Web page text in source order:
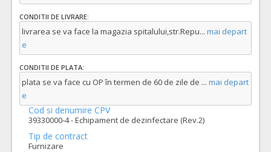
CONDITII DE LIVRARE:
livrarea se va face la magazia spitalului,str.Repu... mai depart
e
CONDITII DE PLATA:
plata se va face cu OP în termen de 60 de zile de ... mai depart
e
Cod si denumire CPV
39330000-4 - Echipament de dezinfectare (Rev.2)
Tip de contract
Furnizare